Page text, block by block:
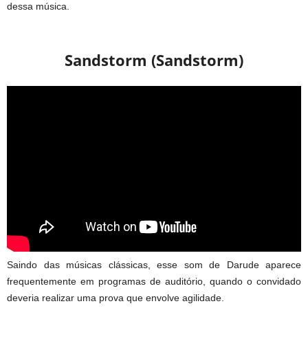
dessa música.
Sandstorm (Sandstorm)
Saindo das músicas clássicas, esse som de Darude aparece
frequentemente em programas de auditório, quando o convidado
deveria realizar uma prova que envolve agilidade.